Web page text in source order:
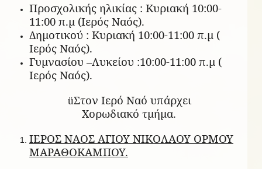
Προσχολικής ηλικίας : Κυριακή 10:00-
11:00 π.μ (Ιερός Ναός).
Δημοτικού : Κυριακή 10:00-11:00 π.μ (
Ιερός Ναός).
Γυμνασίου –Λυκείου :10:00-11:00 π.μ (
Ιερός Ναός).
üΣτον Ιερό Ναό υπάρχει
Χορωδιακό τμήμα.
ΙΕΡΟΣ ΝΑΟΣ ΑΓΙΟΥ ΝΙΚΟΛΑΟΥ ΟΡΜΟΥ
ΜΑΡΑΘΟΚΑΜΠΟΥ.